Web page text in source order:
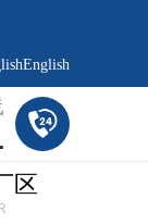
English
区